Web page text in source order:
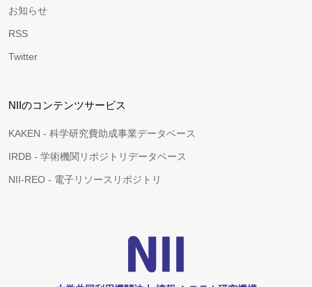
お知らせ
RSS
Twitter
NIIのコンテンツサービス
KAKEN - 科学研究費助成事業データベース
IRDB - 学術機関リポジトリデータベース
NII-REO - 電子リソースリポジトリ